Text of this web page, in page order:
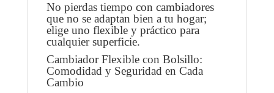
No pierdas tiempo con cambiadores
que no se adaptan bien a tu hogar;
elige uno flexible y práctico para
cualquier superficie.
Cambiador Flexible con Bolsillo:
Comodidad y Seguridad en Cada
Cambio